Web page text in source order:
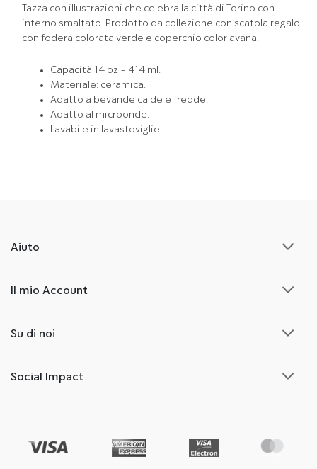
Tazza con illustrazioni che celebra la città di Torino con
interno smaltato. Prodotto da collezione con scatola regalo
con fodera colorata verde e coperchio color avana.
Capacità 14 oz - 414 ml.
Materiale: ceramica.
Adatto a bevande calde e fredde.
Adatto al microonde.
Lavabile in lavastoviglie.
Aiuto
Il mio Account
Su di noi
Social Impact